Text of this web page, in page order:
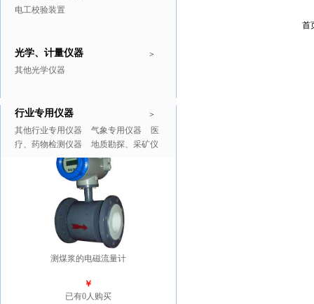
电工校验装置
>
光学、计量仪器
其他光学仪器
>
行业专用仪器
其他行业专用仪器 气象专用仪器
医
疗、药物检测仪器
地质勘探、采矿仪
推广商品 更多>>
测煤浆的电磁流量计
￥
已有0人购买
首